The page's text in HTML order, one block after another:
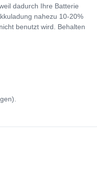
dadurch Ihre Batterie
nahezu 10-20%
benutzt wird. Behalten